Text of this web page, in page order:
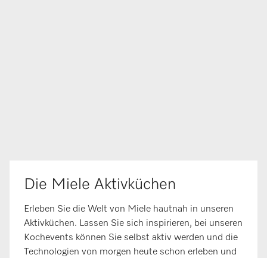
Die Miele Aktivküchen
Erleben Sie die Welt von Miele hautnah in unseren
Aktivküchen. Lassen Sie sich inspirieren, bei unseren
Kochevents können Sie selbst aktiv werden und die
Technologien von morgen heute schon erleben und